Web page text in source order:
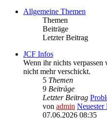
Allgemeine Themen
Themen
Beiträge
Letzter Beitrag
JCF Infos
Wenn ihr nichts
nicht mehr verschickt.
5 Themen
9 Beiträge
Letzter Beitrag
von admin Neuester
07.06.2026 08:35